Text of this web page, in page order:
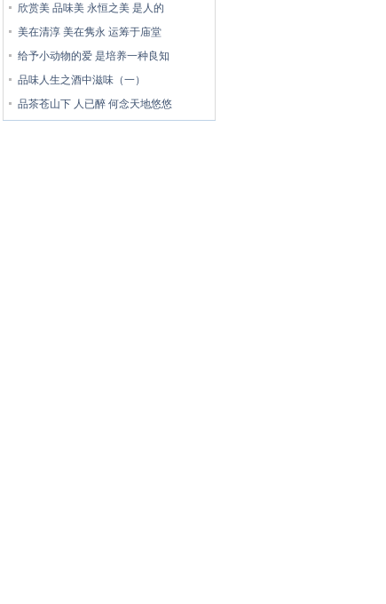
欣赏美 品味美 永恒之美 是人的
美在清淳 美在隽永 运筹于庙堂
给予小动物的爱 是培养一种良知
品味人生之酒中滋味（一）
品茶苍山下 人已醉 何念天地悠悠